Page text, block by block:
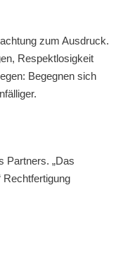
zum Ausdruck.
Respektlosigkeit
Begegnen sich
Partners. „Das
Rechtfertigung